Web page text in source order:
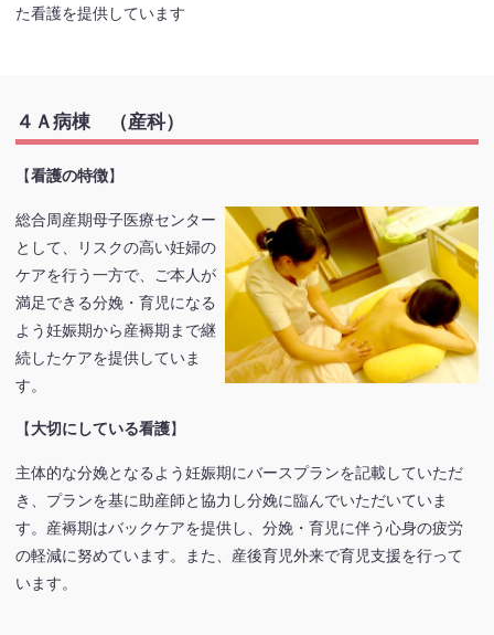
た看護を提供しています
４Ａ病棟 （産科）
【看護の特徴】
総合周産期母子医療センター
として、リスクの高い妊婦の
ケアを行う一方で、ご本人が
満足できる分娩・育児になる
よう妊娠期から産褥期まで継
続したケアを提供していま
す。
【大切にしている看護】
主体的な分娩となるよう妊娠期にバースプランを記載していただ
き、プランを基に助産師と協力し分娩に臨んでいただいていま
す。産褥期はバックケアを提供し、分娩・育児に伴う心身の疲労
の軽減に努めています。また、産後育児外来で育児支援を行って
います。